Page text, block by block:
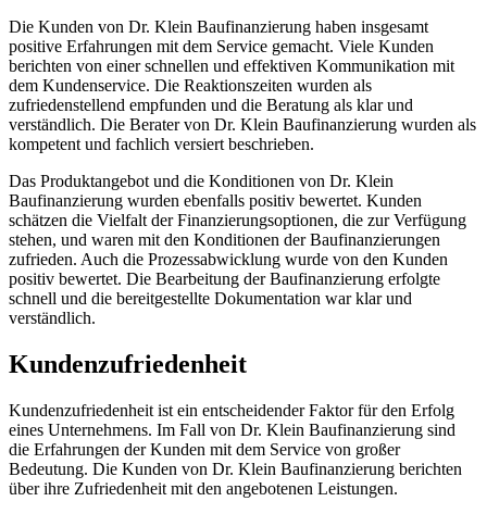
Die Kunden von Dr. Klein Baufinanzierung haben insgesamt
positive Erfahrungen mit dem Service gemacht. Viele Kunden
berichten von einer schnellen und effektiven Kommunikation mit
dem Kundenservice. Die Reaktionszeiten wurden als
zufriedenstellend empfunden und die Beratung als klar und
verständlich. Die Berater von Dr. Klein Baufinanzierung wurden als
kompetent und fachlich versiert beschrieben.
Das Produktangebot und die Konditionen von Dr. Klein
Baufinanzierung wurden ebenfalls positiv bewertet. Kunden
schätzen die Vielfalt der Finanzierungsoptionen, die zur Verfügung
stehen, und waren mit den Konditionen der Baufinanzierungen
zufrieden. Auch die Prozessabwicklung wurde von den Kunden
positiv bewertet. Die Bearbeitung der Baufinanzierung erfolgte
schnell und die bereitgestellte Dokumentation war klar und
verständlich.
Kundenzufriedenheit
Kundenzufriedenheit ist ein entscheidender Faktor für den Erfolg
eines Unternehmens. Im Fall von Dr. Klein Baufinanzierung sind
die Erfahrungen der Kunden mit dem Service von großer
Bedeutung. Die Kunden von Dr. Klein Baufinanzierung berichten
über ihre Zufriedenheit mit den angebotenen Leistungen.